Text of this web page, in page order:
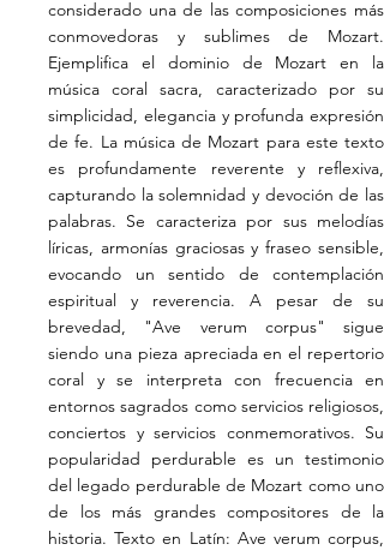
considerado una de las composiciones más
conmovedoras y sublimes de Mozart.
Ejemplifica el dominio de Mozart en la
música coral sacra, caracterizado por su
simplicidad, elegancia y profunda expresión
de fe. La música de Mozart para este texto
es profundamente reverente y reflexiva,
capturando la solemnidad y devoción de las
palabras. Se caracteriza por sus melodías
líricas, armonías graciosas y fraseo sensible,
evocando un sentido de contemplación
espiritual y reverencia. A pesar de su
brevedad, "Ave verum corpus" sigue
siendo una pieza apreciada en el repertorio
coral y se interpreta con frecuencia en
entornos sagrados como servicios religiosos,
conciertos y servicios conmemorativos. Su
popularidad perdurable es un testimonio
del legado perdurable de Mozart como uno
de los más grandes compositores de la
historia. Texto en Latín: Ave verum corpus,